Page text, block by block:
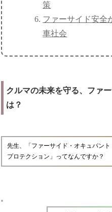
策
ファーサイド安全
車社会
クルマの未来を守る、ファ
は？
先生、「ファーサイド・オキュパント
プロテクション」ってなんですか？